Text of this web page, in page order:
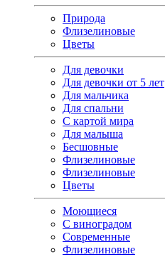
Природа
Флизелиновые
Цветы
Для девочки
Для девочки от 5 лет
Для мальчика
Для спальни
С картой мира
Для малыша
Бесшовные
Флизелиновые
Флизелиновые
Цветы
Моющиеся
С виноградом
Современные
Флизелиновые